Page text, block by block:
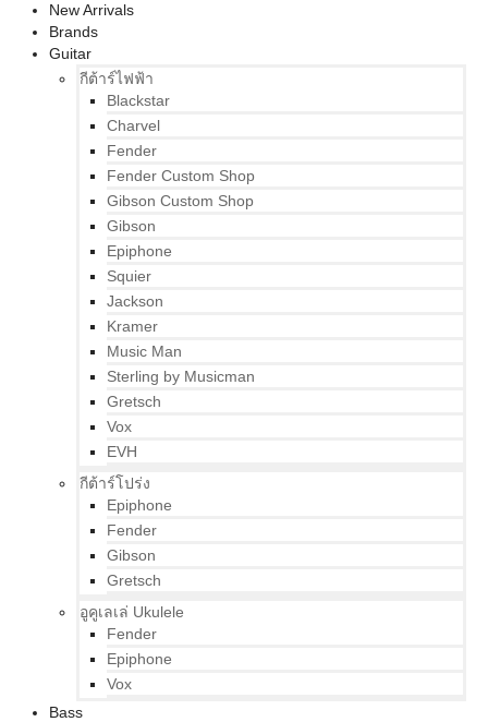
New Arrivals
Brands
Guitar
กีต้าร์ไฟฟ้า
Blackstar
Charvel
Fender
Fender Custom Shop
Gibson Custom Shop
Gibson
Epiphone
Squier
Jackson
Kramer
Music Man
Sterling by Musicman
Gretsch
Vox
EVH
กีต้าร์โปร่ง
Epiphone
Fender
Gibson
Gretsch
อูคูเลเล่ Ukulele
Fender
Epiphone
Vox
Bass